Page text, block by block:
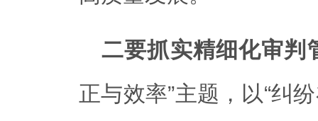
二要抓实精细化审判
正与效率”主题，以“纠